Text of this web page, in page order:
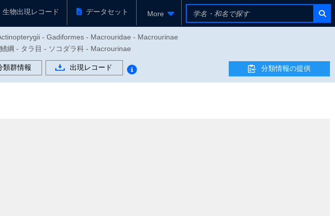
生物出現レコード データセット More
- Gadiformes - Macrouridae - Macrourinae
綱 - タラ目 - ソコダラ科 - Macrourinae
類群情報 出現レコード 分類情報の提供